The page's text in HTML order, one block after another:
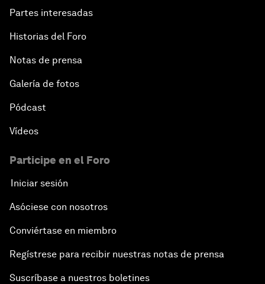
Partes interesadas
Historias del Foro
Notas de prensa
Galería de fotos
Pódcast
Vídeos
Participe en el Foro
Iniciar sesión
Asóciese con nosotros
Conviértase en miembro
Regístrese para recibir nuestras notas de prensa
Suscríbase a nuestros boletines